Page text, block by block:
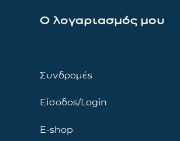
Ο λογαριασμός μου
Συνδρομές
Είσοδος/Login
E-shop